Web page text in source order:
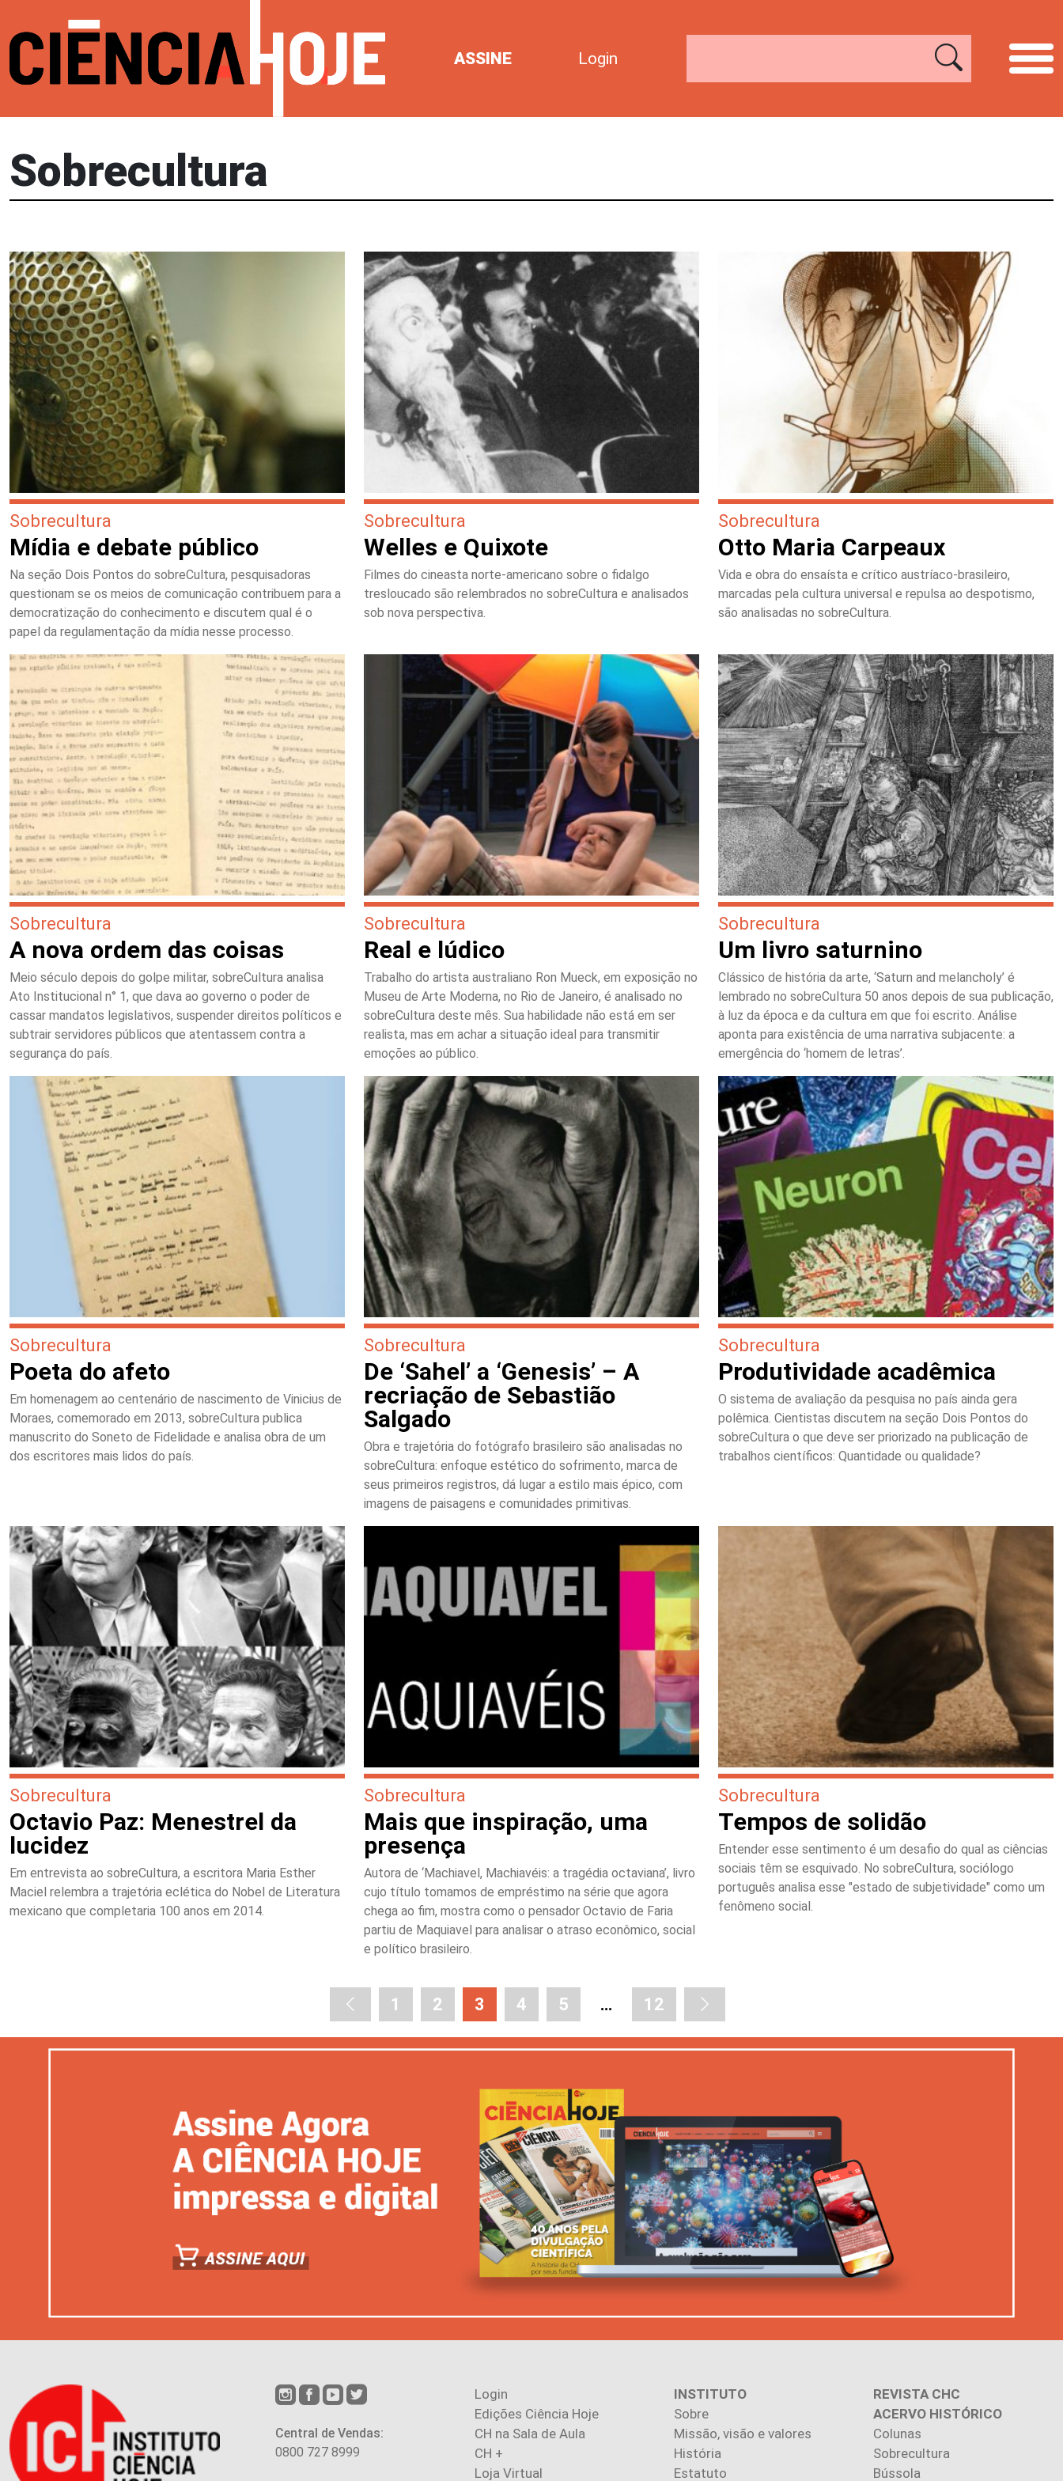
ASSINE Login
Sobrecultura
Sobrecultura
Mídia e debate público
Na seção Dois Pontos do sobreCultura, pesquisadoras
questionam se os meios de comunicação contribuem para a
democratização do conhecimento e discutem qual é o
papel da regulamentação da mídia nesse processo.
Sobrecultura
Welles e Quixote
Filmes do cineasta norte-americano sobre o fidalgo
tresloucado são relembrados no sobreCultura e analisados
sob nova perspectiva.
Sobrecultura
Otto Maria Carpeaux
Vida e obra do ensaísta e crítico austríaco-brasileiro,
marcadas pela cultura universal e repulsa ao despotismo,
são analisadas no sobreCultura.
Sobrecultura
A nova ordem das coisas
Meio século depois do golpe militar, sobreCultura analisa
Ato Institucional n° 1, que dava ao governo o poder de
cassar mandatos legislativos, suspender direitos políticos e
subtrair servidores públicos que atentassem contra a
segurança do país.
Sobrecultura
Real e lúdico
Trabalho do artista australiano Ron Mueck, em exposição no
Museu de Arte Moderna, no Rio de Janeiro, é analisado no
sobreCultura deste mês. Sua habilidade não está em ser
realista, mas em achar a situação ideal para transmitir
emoções ao público.
Sobrecultura
Um livro saturnino
Clássico de história da arte, ‘Saturn and melancholy’ é
lembrado no sobreCultura 50 anos depois de sua publicação,
à luz da época e da cultura em que foi escrito. Análise
aponta para existência de uma narrativa subjacente: a
emergência do ‘homem de letras’.
Sobrecultura
Poeta do afeto
Em homenagem ao centenário de nascimento de Vinicius de
Moraes, comemorado em 2013, sobreCultura publica
manuscrito do Soneto de Fidelidade e analisa obra de um
dos escritores mais lidos do país.
Sobrecultura
De ‘Sahel’ a ‘Genesis’ – A
recriação de Sebastião
Salgado
Obra e trajetória do fotógrafo brasileiro são analisadas no
sobreCultura: enfoque estético do sofrimento, marca de
seus primeiros registros, dá lugar a estilo mais épico, com
imagens de paisagens e comunidades primitivas.
Sobrecultura
Produtividade acadêmica
O sistema de avaliação da pesquisa no país ainda gera
polêmica. Cientistas discutem na seção Dois Pontos do
sobreCultura o que deve ser priorizado na publicação de
trabalhos científicos: Quantidade ou qualidade?
Sobrecultura
Octavio Paz: Menestrel da
lucidez
Em entrevista ao sobreCultura, a escritora Maria Esther
Maciel relembra a trajetória eclética do Nobel de Literatura
mexicano que completaria 100 anos em 2014.
Sobrecultura
Mais que inspiração, uma
presença
Autora de ‘Machiavel, Machiavéis: a tragédia octaviana’, livro
cujo título tomamos de empréstimo na série que agora
chega ao fim, mostra como o pensador Octavio de Faria
partiu de Maquiavel para analisar o atraso econômico, social
e político brasileiro.
Sobrecultura
Tempos de solidão
Entender esse sentimento é um desafio do qual as ciências
sociais têm se esquivado. No sobreCultura, sociólogo
português analisa esse "estado de subjetividade" como um
fenômeno social.
1 2 3 4 5 … 12
Central de Vendas:
0800 727 8999
Login
Edições Ciência Hoje
CH na Sala de Aula
CH +
Loja Virtual
INSTITUTO
Sobre
Missão, visão e valores
História
Estatuto
REVISTA CHC
ACERVO HISTÓRICO
Colunas
Sobrecultura
Bússola